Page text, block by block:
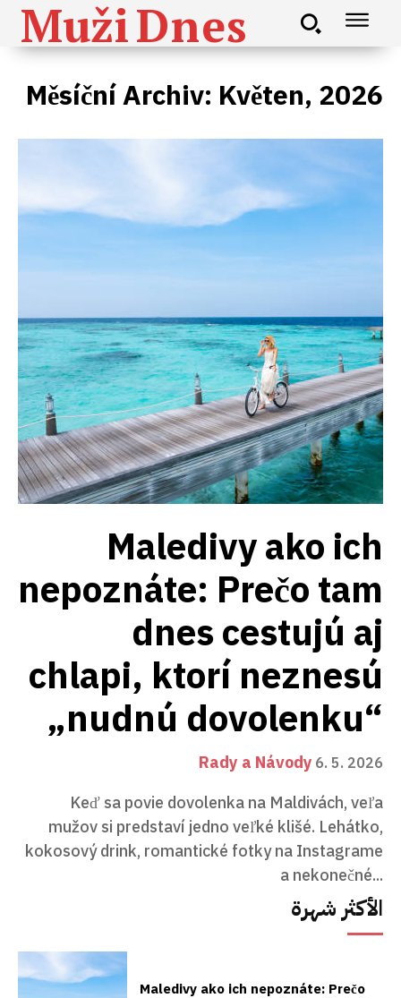
MužiDnes
Měsíční Archiv: Květen, 2026
Maledivy ako ich
nepoznáte: Prečo tam
dnes cestujú aj
chlapi, ktorí neznesú
„nudnú dovolenku“
Rady a Návody 6. 5. 2026
Keď sa povie dovolenka na Maldivách, veľa
mužov si predstaví jedno veľké klišé. Lehátko,
kokosový drink, romantické fotky na Instagrame
a nekonečné...
الأكثر شهرة
Maledivy ako ich nepoznáte: Prečo